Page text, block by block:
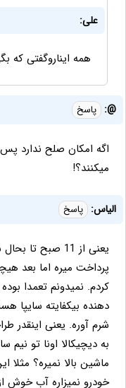
علی:
همه ایناروگفتی که
@: پاسخ
اگه امكان صلح ندارد
ميكنند؟!
الیاس: پاسخ
یعنی از 11 صبح
کردم. نمیدونم تعمدا
شرم آوره. یعنی اینقدر
به دیچیکالا اونا تو
ماشین بالا نمیره؟ مثلا
خودرو نمیزاره آب خوش